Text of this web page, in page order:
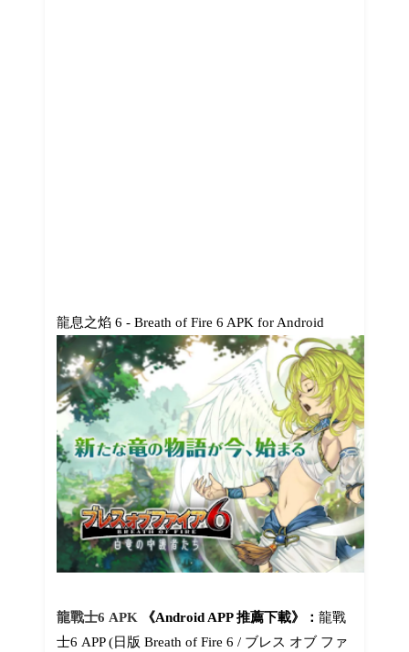
龍息之焰 6 - Breath of Fire 6 APK for Android
龍戰士6 APK《Android APP 推薦下載》： 龍戰
士6 APP (日版 Breath of Fire 6 / ブレス オブ ファ